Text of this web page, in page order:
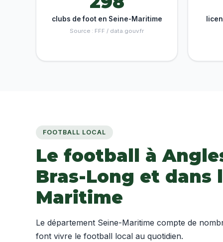
clubs de foot en Seine-Maritime
Source : FFF / data.gouv.fr
FOOTBALL LOCAL
Le football à
Bras-Long et dans
Maritime
Le département Seine-Maritime compte de
font vivre le football local au quotidien.